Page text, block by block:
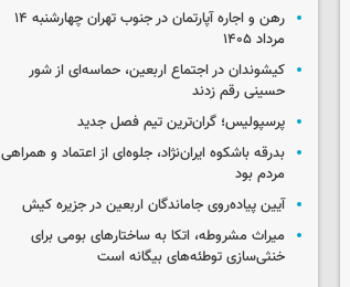
رهن و اجاره آپارتمان در جنوب تهران چهارشنبه ۱۴
مرداد ۱۴۰۵
کیشوندان در اجتماع اربعین، حماسه‌ای از شور
حسینی رقم زدند
پرسپولیس؛ گران‌ترین تیم فصل جدید
بدرقه باشکوه ایران‌نژاد، جلوه‌ای از اعتماد و همراهی
مردم بود
آیین پیاده‌روی جاماندگان اربعین در جزیره کیش
میراث مشروطه، اتکا به ساختارهای بومی برای
خنثی‌سازی توطئه‌های بیگانه است